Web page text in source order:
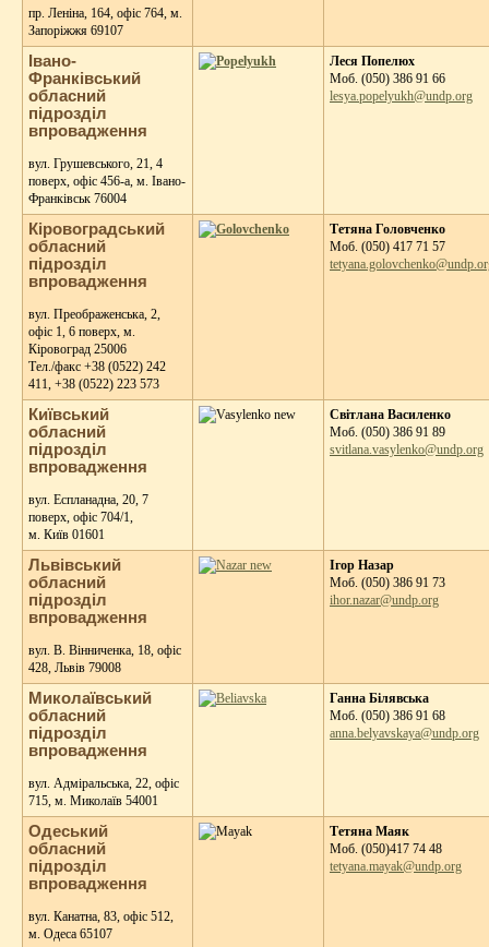
пр. Леніна, 164, офіс 764, м.
Запоріжжя 69107
Івано-
Франківський
обласний
підрозділ
впровадження
вул. Грушевського, 21, 4
поверх, офіс 456-а, м. Івано-
Франківськ 76004
Леся Попелюх
Моб. (050) 386 91 66
lesya.popelyukh@undp.org
Кіровоградський
обласний
підрозділ
впровадження
вул. Преображенська, 2,
офіс 1, 6 поверх, м.
Кіровоград 25006
Тeл./факс +38 (0522) 242
411, +38 (0522) 223 573
Тетяна Головченко
Моб. (050) 417 71 57
Київський
обласний
підрозділ
впровадження
вул. Еспланадна, 20, 7
поверх, офіс 704/1,
м. Київ 01601
Світлана Василенко
Моб. (050) 386 91 89
svitlana.vasylenko@undp.org
Львівський
обласний
підрозділ
впровадження
вул. В. Вінниченка, 18, офіс
428, Львів 79008
Ігор Назар
Моб. (050) 386 91 73
ihor.nazar@undp.org
Миколаївський
обласний
підрозділ
впровадження
вул. Адміральська, 22, офіс
715, м. Миколаїв 54001
Ганна Білявська
Моб. (050) 386 91 68
anna.belyavskaya@undp.org
Одеський
обласний
підрозділ
впровадження
вул. Канатна, 83, офіс 512,
м. Одеса 65107
Тетяна Маяк
Моб. (050)417 74 48
tetyana.mayak@undp.org